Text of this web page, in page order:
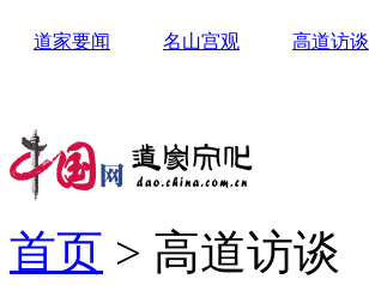
道家要闻 名山宫观 高道访谈
首页 > 高道访谈